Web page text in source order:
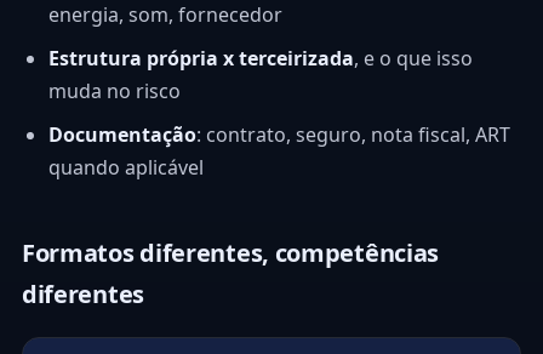
energia, som, fornecedor
Estrutura própria x terceirizada, e o que isso
muda no risco
Documentação: contrato, seguro, nota fiscal, ART
quando aplicável
Formatos diferentes, competências
diferentes